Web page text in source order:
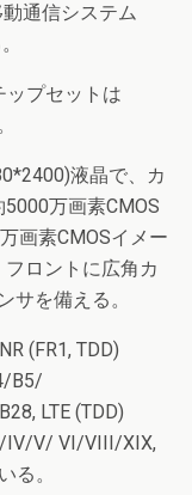
通信システム
ップセットは
液晶で、カ
万画素CMOS
画素CMOSイメー
ロントに広角カ
サを備える。
(FR1, TDD)
B5/
LTE (TDD)
IV/V/ VI/VIII/XIX,
る。